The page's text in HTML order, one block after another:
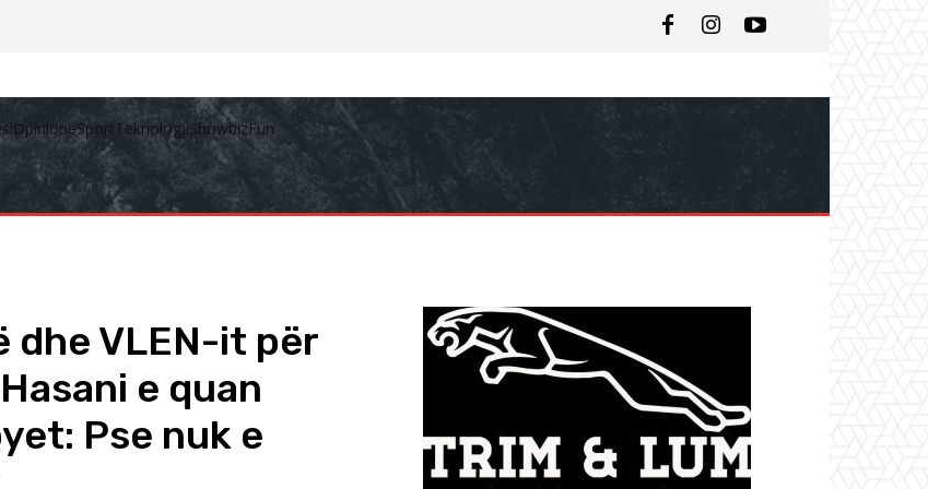
OpinioneSportTeknologjiShowbizFun
dhe VLEN-it për
e quan
Pse nuk e